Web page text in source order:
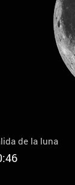
de la luna